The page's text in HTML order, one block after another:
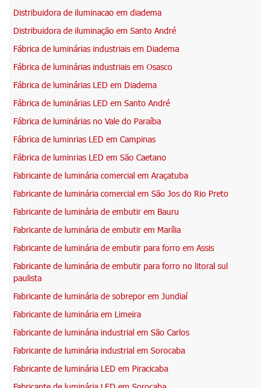
Distribuidora de iluminacao em diadema
Distribuidora de iluminação em Santo André
Fábrica de luminárias industriais em Diadema
Fábrica de luminárias industriais em Osasco
Fábrica de luminárias LED em Diadema
Fábrica de luminárias LED em Santo André
Fábrica de luminárias no Vale do Paraíba
Fábrica de luminrias LED em Campinas
Fábrica de luminrias LED em São Caetano
Fabricante de luminária comercial em Araçatuba
Fabricante de luminária comercial em São Jos do Rio Preto
Fabricante de luminária de embutir em Bauru
Fabricante de luminária de embutir em Marília
Fabricante de luminária de embutir para forro em Assis
Fabricante de luminária de embutir para forro no litoral sul
paulista
Fabricante de luminária de sobrepor em Jundiaí
Fabricante de luminária em Limeira
Fabricante de luminária industrial em São Carlos
Fabricante de luminária industrial em Sorocaba
Fabricante de luminária LED em Piracicaba